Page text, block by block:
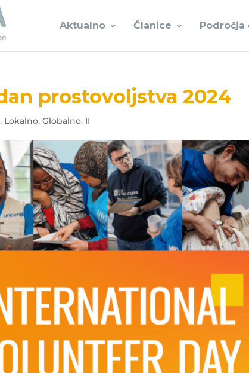
Aktualno Članice Področja
prostovoljstva 2024
Lokalno. Globalno. II